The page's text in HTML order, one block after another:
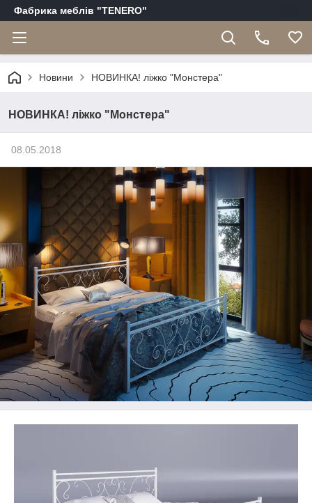
Фабрика меблів "TENERO"
Новини НОВИНКА! ліжко "Монстера"
НОВИНКА! ліжко "Монстера"
08.05.2018